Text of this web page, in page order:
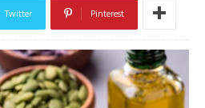
Twitter Pinterest